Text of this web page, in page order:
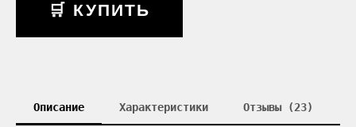
🛒 КУПИТЬ
Описание Характеристики Отзывы (23)